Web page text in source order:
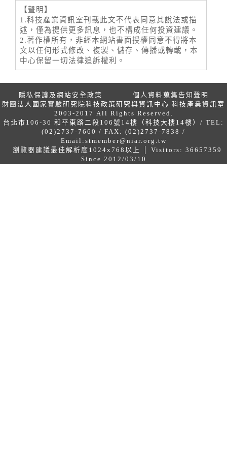
【聲明】
1.科技產業資訊室刊載此文不代表同意其說法或描
述，僅為提供更多訊息，也不構成任何投資建議。
2.著作權所有，非經本網站書面授權同意不得將本
文以任何形式修改、複製、儲存、傳播或轉載，本
中心保留一切法律追訴權利。
隱私保護及網站安全政策
個人資料蒐集告知聲明
財團法人國家實驗研究院科技政策研究與資訊中心 科技產業資訊室
2003-2017 All Rights Reserved.
台北市106-36 和平東路二段106號14樓（科技大樓14樓）/ TEL:
(02)2737-7660 / FAX: (02)2737-7838 /
Email: stmember@niar.org.tw
瀏覽器建議最佳解析度1024x768以上 │ Visitors: 36657359
Since 2012/03/10